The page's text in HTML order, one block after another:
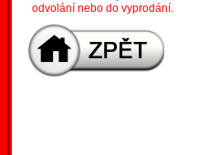
odvolání nebo do vyprodání.